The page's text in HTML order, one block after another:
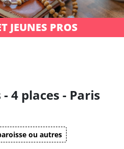
JEUNES PROS
4 places - Paris
ou autres